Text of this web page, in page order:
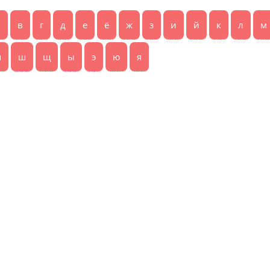
в г д е ё ж з и й к л м
ш щ ы э ю я